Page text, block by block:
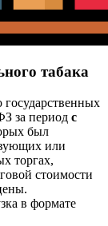
табака
за период с
был
или
торгах,
стоимости
в формате